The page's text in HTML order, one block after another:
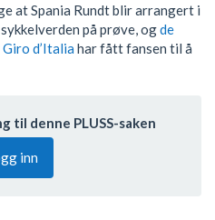
at Spania Rundt blir arrangert i
på prøve, ogde
d’Italia har fått fansen til å
til denne PLUSS-saken
inn